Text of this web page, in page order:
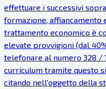
effettuare i successivi
formazione, affiancamento
trattamento economico è
elevate provvigioni (dal
telefonare al numero 328 /
curriculum tramite questo
citando nell'oggetto della